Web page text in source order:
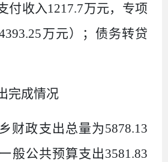
付收入1217.7万元，专项
万元）；债务转贷
完成情况
财政支出总量为5878.13
般公共预算支出3581.83